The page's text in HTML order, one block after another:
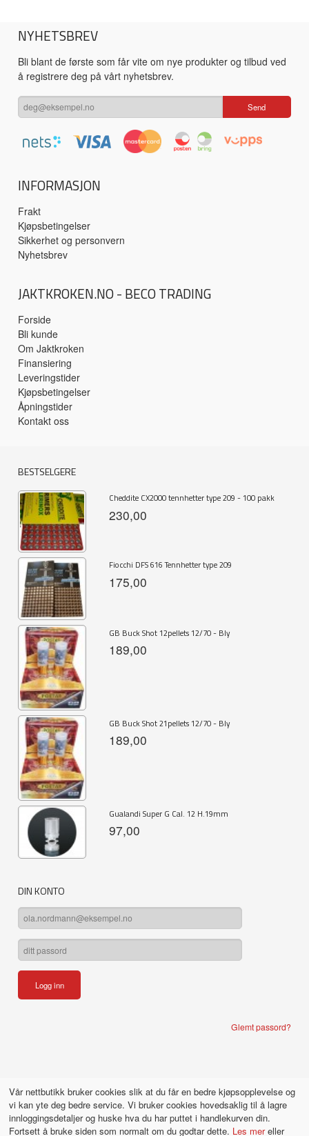
NYHETSBREV
Bli blant de første som får vite om nye produkter og tilbud ved
å registrere deg på vårt nyhetsbrev.
INFORMASJON
Frakt
Kjøpsbetingelser
Sikkerhet og personvern
Nyhetsbrev
JAKTKROKEN.NO - BECO TRADING
Forside
Bli kunde
Om Jaktkroken
Finansiering
Leveringstider
Kjøpsbetingelser
Åpningstider
Kontakt oss
BESTSELGERE
Cheddite CX2000 tennhetter type 209 - 100 pakk
230,00
Fiocchi DFS 616 Tennhetter type 209
175,00
GB Buck Shot 12pellets 12/70 - Bly
189,00
GB Buck Shot 21pellets 12/70 - Bly
189,00
Gualandi Super G Cal. 12 H.19mm
97,00
DIN KONTO
Glemt passord?
Vår nettbutikk bruker cookies slik at du får en bedre kjøpsopplevelse og
vi kan yte deg bedre service. Vi bruker cookies hovedsaklig til å lagre
innloggingsdetaljer og huske hva du har puttet i handlekurven din.
Fortsett å bruke siden som normalt om du godtar dette. Les mereller